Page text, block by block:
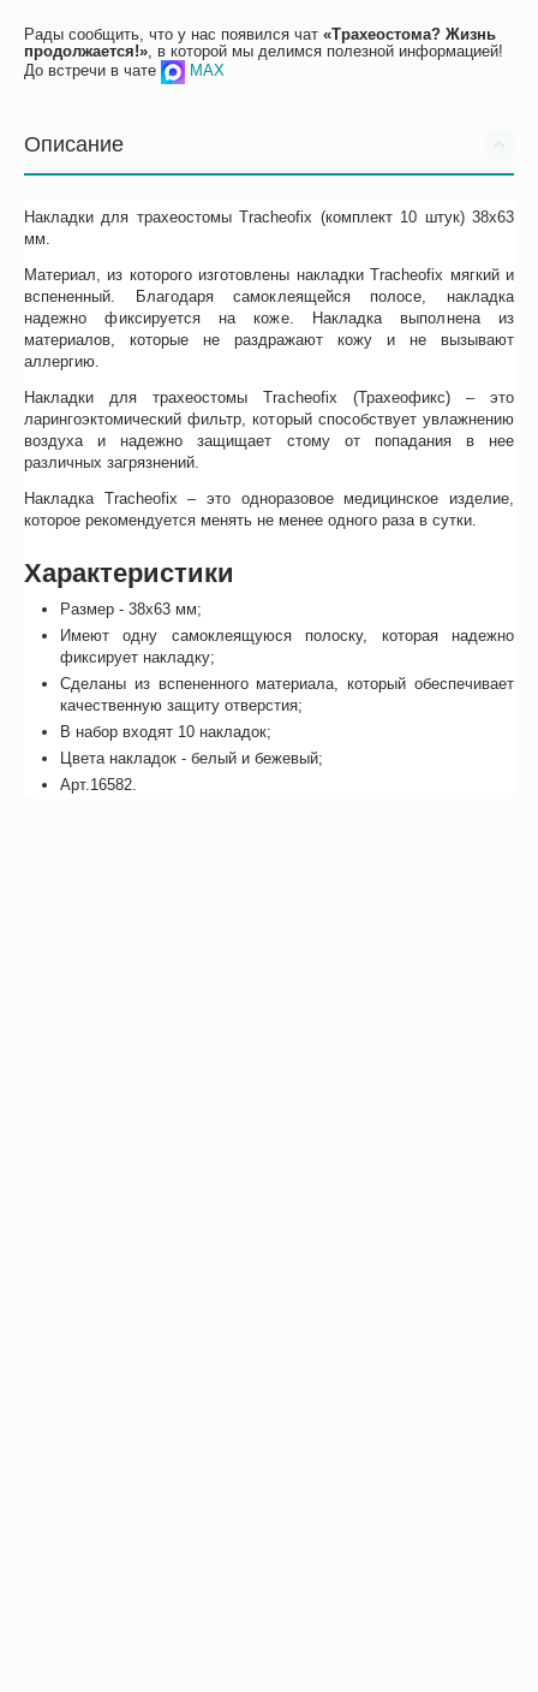
Рады сообщить, что у нас появился чат«Трахеостома? Жизнь
продолжается!», в которой мы делимся полезной информацией!
До встречи в чате
MAX
Описание
Накладки для трахеостомы Tracheofix (комплект 10 штук) 38х63
мм.
Материал, из которого изготовлены накладки Tracheofix мягкий и
вспененный. Благодаря самоклеящейся полосе, накладка
надежно фиксируется на коже. Накладка выполнена из
материалов, которые не раздражают кожу и не вызывают
аллергию.
Накладки для трахеостомы Tracheofix (Трахеофикс) – это
ларингоэктомический фильтр, который способствует увлажнению
воздуха и надежно защищает стому от попадания в нее
различных загрязнений.
Накладка Tracheofix – это одноразовое медицинское изделие,
которое рекомендуется менять не менее одного раза в сутки.
Характеристики
Размер - 38х63 мм;
Имеют одну самоклеящуюся полоску, которая надежно
фиксирует накладку;
Сделаны из вспененного материала, который обеспечивает
качественную защиту отверстия;
В набор входят 10 накладок;
Цвета накладок - белый и бежевый;
Арт.16582.